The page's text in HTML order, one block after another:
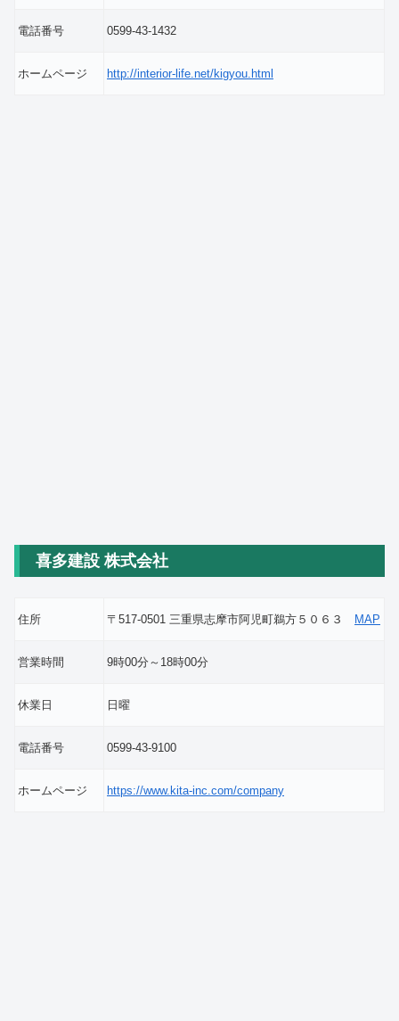
電話番号 0599-43-1432
ホームページ http://interior-life.net/kigyou.html
喜多建設 株式会社
住所 〒517-0501 三重県志摩市阿児町鵜方５０６３ MAP
営業時間 9時00分～18時00分
休業日 日曜
電話番号 0599-43-9100
ホームページ https://www.kita-inc.com/company